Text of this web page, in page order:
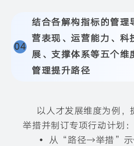
04
结合各解构指标的管理
营表现、运营能力、科
展、支撑体系等五个维
管理提升路径
以人才发展维度为例，
举措并制订专项行动计划：
•
从“路径→举措”示